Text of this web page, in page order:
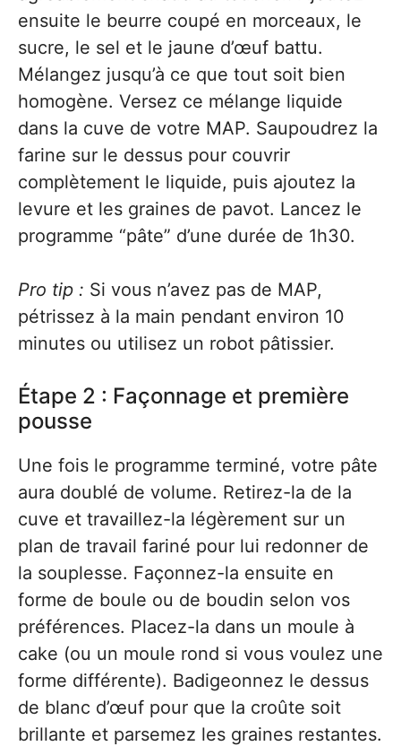
ensuite le beurre coupé en morceaux, le
sucre, le sel et le jaune d’œuf battu.
Mélangez jusqu’à ce que tout soit bien
homogène. Versez ce mélange liquide
dans la cuve de votre MAP. Saupoudrez la
farine sur le dessus pour couvrir
complètement le liquide, puis ajoutez la
levure et les graines de pavot. Lancez le
programme “pâte” d’une durée de 1h30.
Pro tip : Si vous n’avez pas de MAP,
pétrissez à la main pendant environ 10
minutes ou utilisez un robot pâtissier.
Étape 2 : Façonnage et première
pousse
Une fois le programme terminé, votre pâte
aura doublé de volume. Retirez-la de la
cuve et travaillez-la légèrement sur un
plan de travail fariné pour lui redonner de
la souplesse. Façonnez-la ensuite en
forme de boule ou de boudin selon vos
préférences. Placez-la dans un moule à
cake (ou un moule rond si vous voulez une
forme différente). Badigeonnez le dessus
de blanc d’œuf pour que la croûte soit
brillante et parsemez les graines restantes.